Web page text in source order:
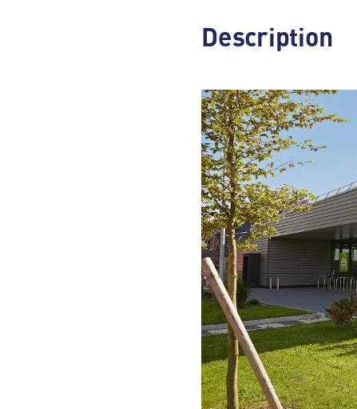
Description